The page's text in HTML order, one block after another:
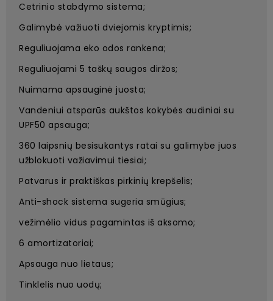
Cetrinio stabdymo sistema;
Galimybė važiuoti dviejomis kryptimis;
Reguliuojama eko odos rankena;
Reguliuojami 5 taškų saugos diržos;
Nuimama apsauginė juosta;
Vandeniui atsparūs aukštos kokybės audiniai su
UPF50 apsauga;
360 laipsnių besisukantys ratai su galimybe juos
užblokuoti važiavimui tiesiai;
Patvarus ir praktiškas pirkinių krepšelis;
Anti-shock sistema sugeria smūgius;
vežimėlio vidus pagamintas iš aksomo;
6 amortizatoriai;
Apsauga nuo lietaus;
Tinklelis nuo uodų;